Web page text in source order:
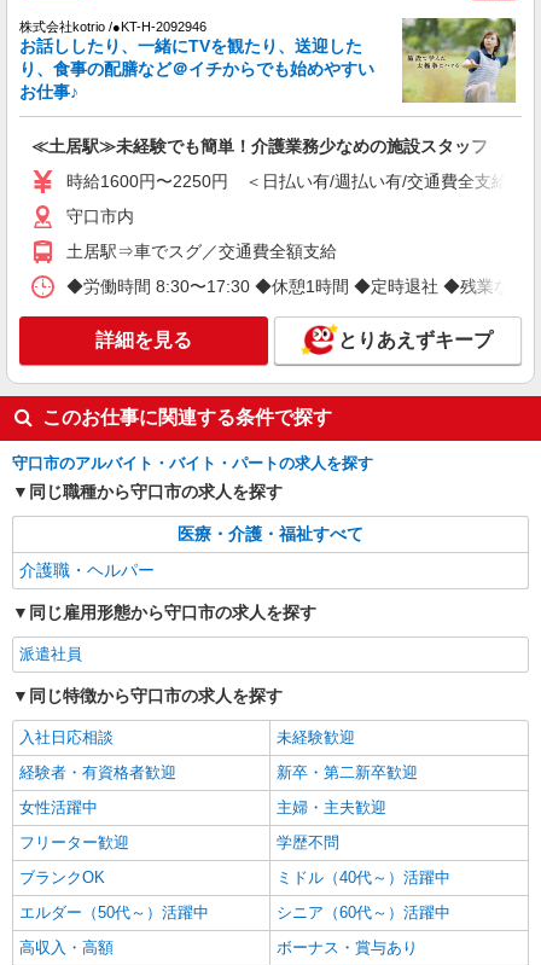
時給1550円〜2187円 ＜日払い有/週払い有/交
通費全支給(ガソリン代含む)＞
守口市 ★来社不要
キープ 詳細を見る
派遣社員
株式会社kotrio /●KT-H-2092850
NEW
見守り等★土居駅
時給1600円〜2250円 ＜日払い有/週払い有/交
守口市内
キープ 詳細を見る
派遣社員
株式会社kotrio /●KT-H-2092902
NEW
西三荘駅近くのシニア向けマンション＊負担
少なめ看護職員
時給2350円〜2937円＜日払い有/経験者優遇/交
守口市内多数
派遣社員
株式会社kotrio /●KT-H-2092825
土居駅の障がい者デイで送迎、見守りなど★
運転できる方急募
時給1600円〜2250円 ＜日払い有/週払い有/交
通費全支給(ガソリン代含む)＞
守口市内
キープ 詳細を見る
株式会社kotrio /●KT-H-2092946
お話ししたり、一緒にTVを観たり、送迎した
り、食事の配膳など＠イチからでも始めやすい
お仕事♪
≪土居駅≫未経験でも簡単！介護業務少なめの施設スタッフ
時給1600円〜2250円 ＜日払い有/週払い有/交通費全支給(ガ
守口市内
土居駅⇒車でスグ／交通費全額支給
◆労働時間 8:30〜17:30 ◆休憩1時間 ◆定時退社 ◆残業なし
詳細を見る とりあえずキープ
このお仕事に関連する条件で探す
守口市のアルバイト・バイト・パートの求人を探す
同じ職種から守口市の求人を探す
医療・介護・福祉すべて
介護職・ヘルパー
同じ雇用形態から守口市の求人を探す
派遣社員
同じ特徴から守口市の求人を探す
入社日応相談
未経験歓迎
経験者・有資格者歓迎
新卒・第二新卒歓迎
女性活躍中
主婦・主夫歓迎
フリーター歓迎
学歴不問
ブランクOK
ミドル（40代～）活躍中
エルダー（50代～）活躍中
シニア（60代～）活躍中
高収入・高額
ボーナス・賞与あり